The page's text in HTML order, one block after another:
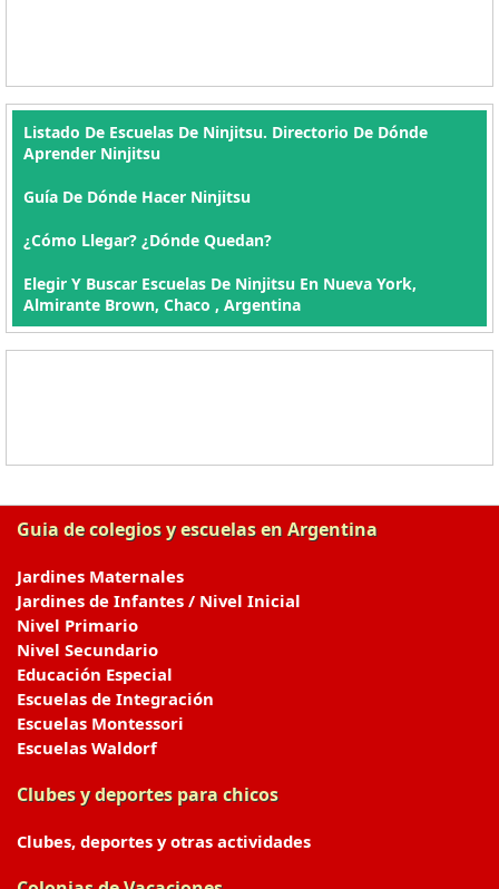
Listado De Escuelas De Ninjitsu. Directorio De Dónde
Aprender Ninjitsu
Guía De Dónde Hacer Ninjitsu
¿Cómo Llegar? ¿Dónde Quedan?
Elegir Y Buscar Escuelas De Ninjitsu En Nueva York,
Almirante Brown, Chaco , Argentina
Guia de colegios y escuelas en Argentina
Jardines Maternales
Jardines de Infantes / Nivel Inicial
Nivel Primario
Nivel Secundario
Educación Especial
Escuelas de Integración
Escuelas Montessori
Escuelas Waldorf
Clubes y deportes para chicos
Clubes, deportes y otras actividades